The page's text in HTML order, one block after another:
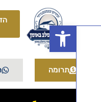
פתח סרגל נגישות
הדליקו
תרומה הודעה